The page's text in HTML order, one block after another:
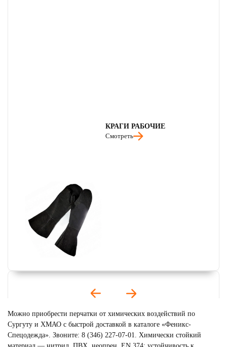
КРАГИ РАБОЧИЕ
Смотреть
Можно приобрести перчатки от химических воздействий по
Сургуту и ХМАО с быстрой доставкой в каталоге «Феникс-
Спецодежда». Звоните: 8 (346) 227-07-01. Химически стойкий